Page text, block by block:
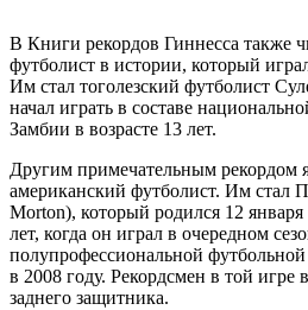
В Книги рекордов Гиннесса также
футболист в истории, который
Им стал тоголезский футболист
начал играть в составе
Замбии в возрасте 13 лет.
Другим примечательным рекордом
американский футболист. Им стал
Morton), который родился 12
лет, когда он играл в очередном
полупрофессиональной
в 2008 году. Рекордсмен в той игре
заднего защитника.